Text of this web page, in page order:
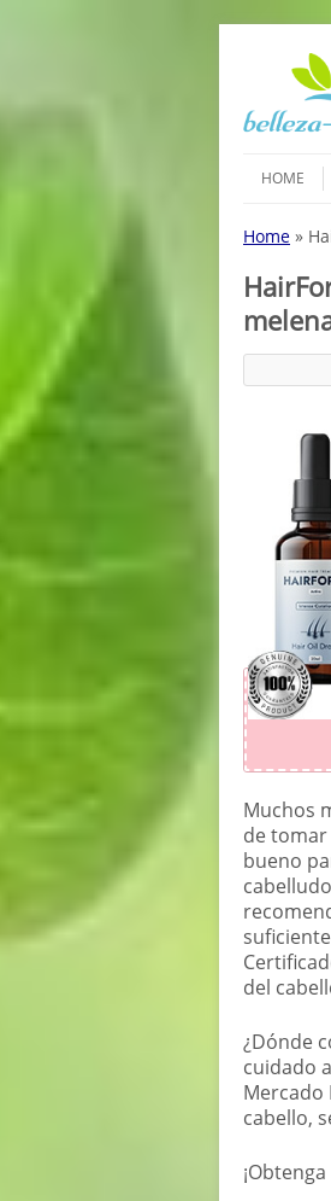
Menú
HOME
Home »
Muchos
de tomar
bueno
del
¿Dónde
cuidado
Mercado
cabello,